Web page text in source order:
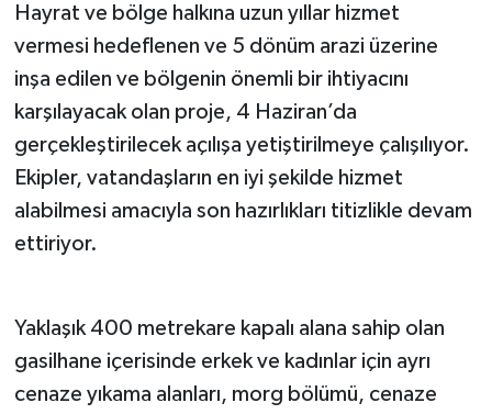
Hayrat ve bölge halkına uzun yıllar hizmet
vermesi hedeflenen ve 5 dönüm arazi üzerine
inşa edilen ve bölgenin önemli bir ihtiyacını
karşılayacak olan proje, 4 Haziran’da
gerçekleştirilecek açılışa yetiştirilmeye çalışılıyor.
Ekipler, vatandaşların en iyi şekilde hizmet
alabilmesi amacıyla son hazırlıkları titizlikle devam
ettiriyor.
Yaklaşık 400 metrekare kapalı alana sahip olan
gasilhane içerisinde erkek ve kadınlar için ayrı
cenaze yıkama alanları, morg bölümü, cenaze